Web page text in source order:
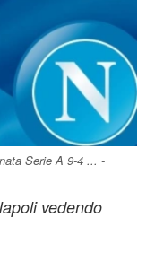
Serie A 9-4 ... -
vedendo